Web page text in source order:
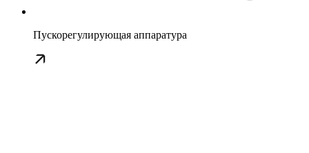
Пускорегулирующая аппаратура